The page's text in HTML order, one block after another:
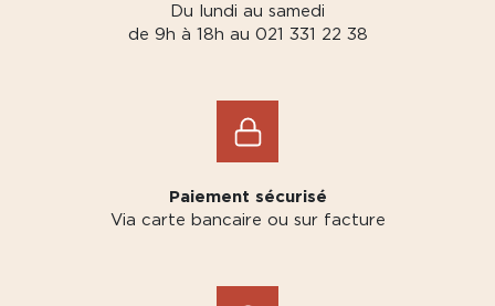
Du lundi au samedi
de 9h à 18h au 021 331 22 38
Paiement sécurisé
Via carte bancaire ou sur facture